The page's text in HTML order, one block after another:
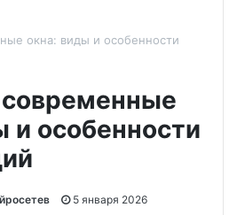
окна: виды и особенности
современные
и особенности
5 января 2026